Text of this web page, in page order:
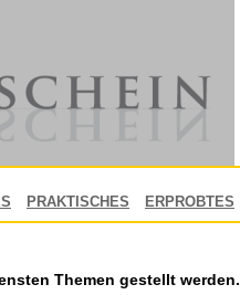
PRAKTISCHES ERPROBTES
Themen gestellt werden.